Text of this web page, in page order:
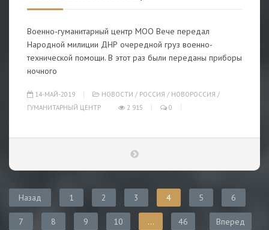
Военно-гуманитарный центр МОО Вече передал
Народной милиции ДНР очередной груз военно-
технической помощи. В этот раз были переданы приборы
ночного
14-МАЙ-2019 НОВОСТИ / РОССИЯ / НОВОРОССИЯ /
ГУМАНИТАРНЫЙ ЦЕНТР
2 915 0
Назад 1 2 3 4 5 6
7 8 9 10 ... 46 Вперед